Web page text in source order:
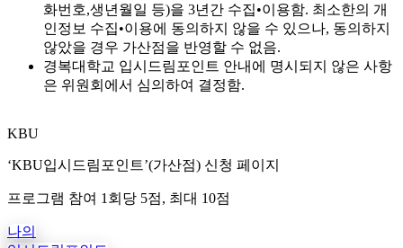
화번호,생년월일 등)을 3년간 수집•이용함. 최소한의 개
인정보 수집•이용에 동의하지 않을 수 있으나, 동의하지
않았을 경우 가산점을 반영할 수 없음.
경복대학교 입시드림포인트 안내에 명시되지 않은 사항
은 위원회에서 심의하여 결정함.
KBU
‘KBU입시드림포인트’(가산점) 신청 페이지
프로그램 참여 1회당 5점, 최대 10점
나의